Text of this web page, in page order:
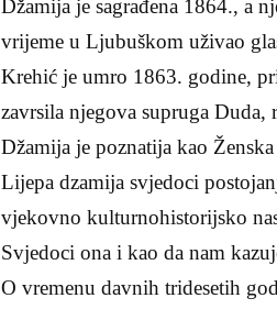
Džamija je sagrađena 1864., a
vrijeme u Ljubuškom uživao
Krehić je umro 1863. godine,
zavrsila njegova supruga Duda,
Džamija je poznatija kao
Lijepa dzamija svjedoci
vjekovno kulturnohistorijsko
Svjedoci ona i kao da nam
O vremenu davnih tridesetih